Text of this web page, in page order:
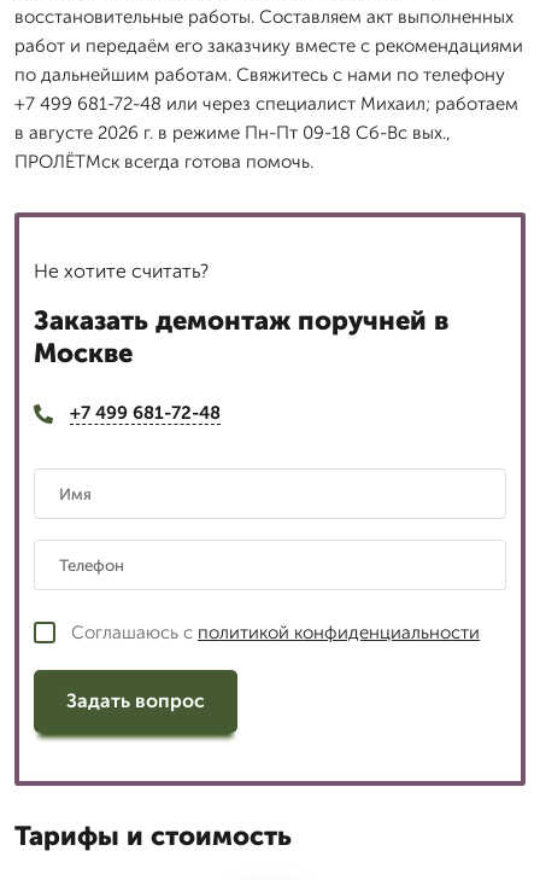
восстановительные работы. Составляем акт выполненных
работ и передаём его заказчику вместе с рекомендациями
по дальнейшим работам. Свяжитесь с нами по телефону
+7 499 681-72-48 или через специалист Михаил; работаем
в августе 2026 г. в режиме Пн-Пт 09-18 Сб-Вс вых.,
ПРОЛЁТМск всегда готова помочь.
Не хотите считать?
Заказать демонтаж поручней в
Москве
+7 499 681-72-48
Соглашаюсь с политикой конфиденциальности
Задать вопрос
Тарифы и стоимость